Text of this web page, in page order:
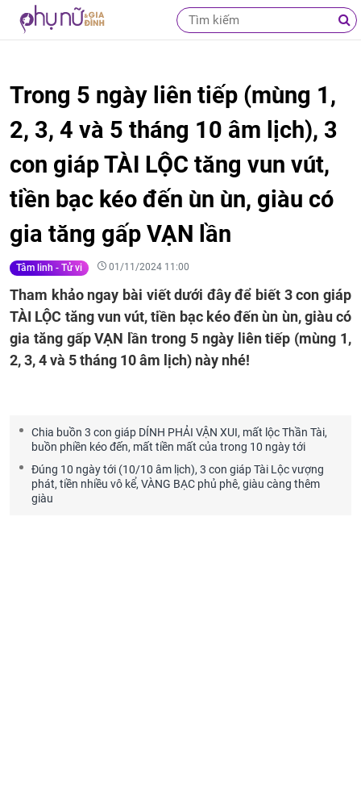
Trong 5 ngày liên tiếp (mùng 1,
2, 3, 4 và 5 tháng 10 âm lịch), 3
con giáp TÀI LỘC tăng vun vút,
tiền bạc kéo đến ùn ùn, giàu có
gia tăng gấp VẠN lần
Tâm linh - Tử vi 01/11/2024 11:00
Tham khảo ngay bài viết dưới đây để biết 3 con giáp
TÀI LỘC tăng vun vút, tiền bạc kéo đến ùn ùn, giàu có
gia tăng gấp VẠN lần trong 5 ngày liên tiếp (mùng 1,
2, 3, 4 và 5 tháng 10 âm lịch) này nhé!
Chia buồn 3 con giáp DÍNH PHẢI VẬN XUI, mất lộc Thần Tài,
buồn phiền kéo đến, mất tiền mất của trong 10 ngày tới
Đúng 10 ngày tới (10/10 âm lịch), 3 con giáp Tài Lộc vượng
phát, tiền nhiều vô kể, VÀNG BẠC phủ phê, giàu càng thêm
giàu